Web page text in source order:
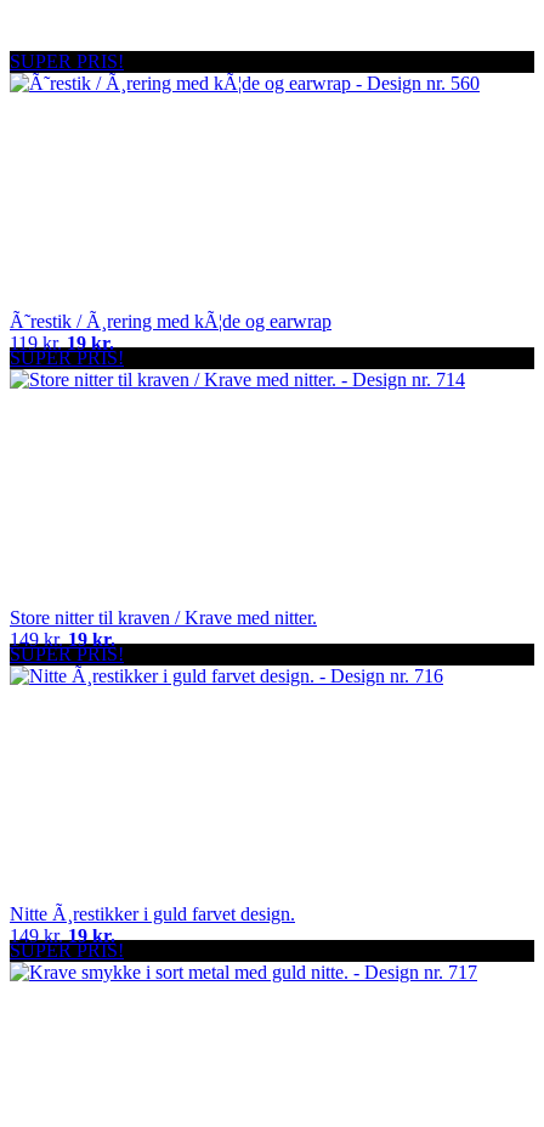
SUPER PRIS!
Ã˜restik / Ã¸rering med kÃ¦de og earwrap
119 kr. 19 kr.
SUPER PRIS!
Store nitter til kraven / Krave med nitter.
149 kr. 19 kr.
SUPER PRIS!
Nitte Ã¸restikker i guld farvet design.
149 kr. 19 kr.
SUPER PRIS!